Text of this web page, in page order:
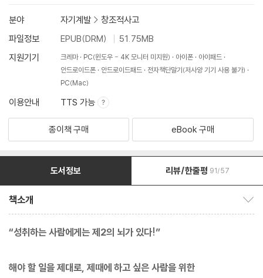
분야 자기계발 > 창조적사고
파일정보
EPUB(DRM)
51.75MB
지원기기
크레마 PC(윈도우 - 4K 모니터 미지원) 아이폰
아이패드
안드로이드폰
안드로이드패드
전자책단말기(저사양 기기 사용 불가)
PC(Mac)
이용안내 TTS 가능
종이책 구매 eBook 구매
도서정보 리뷰/한줄평 91/57
책소개
“성취하는 사람에게는 제2의 뇌가 있다!”
해야 할 일을 제대로, 제때에 하고 싶은 사람을 위한